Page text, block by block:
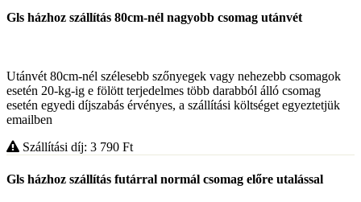
Gls házhoz szállítás 80cm-nél nagyobb csomag utánvét
Utánvét 80cm-nél szélesebb szőnyegek vagy nehezebb csomagok
esetén 20-kg-ig e fölött terjedelmes több darabból álló csomag
esetén egyedi díjszabás érvényes, a szállítási költséget egyeztetjük
emailben
Szállítási díj: 3 790 Ft
Gls házhoz szállítás futárral normál csomag előre utalással